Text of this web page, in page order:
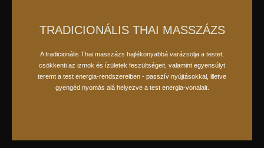
TRADICIONÁLIS THAI MASSZÁZS
A tradicionális Thai masszázs hajlékonyabbá varázsolja a testet,
csökkenti az izmok és ízületek feszültségeit, valamint egyensúlyt
teremt a test energia-rendszereiben - passzív nyújtásokkal, illetve
gyengéd nyomás alá helyezve a test energia-vonalait.
foglaljon időpontot